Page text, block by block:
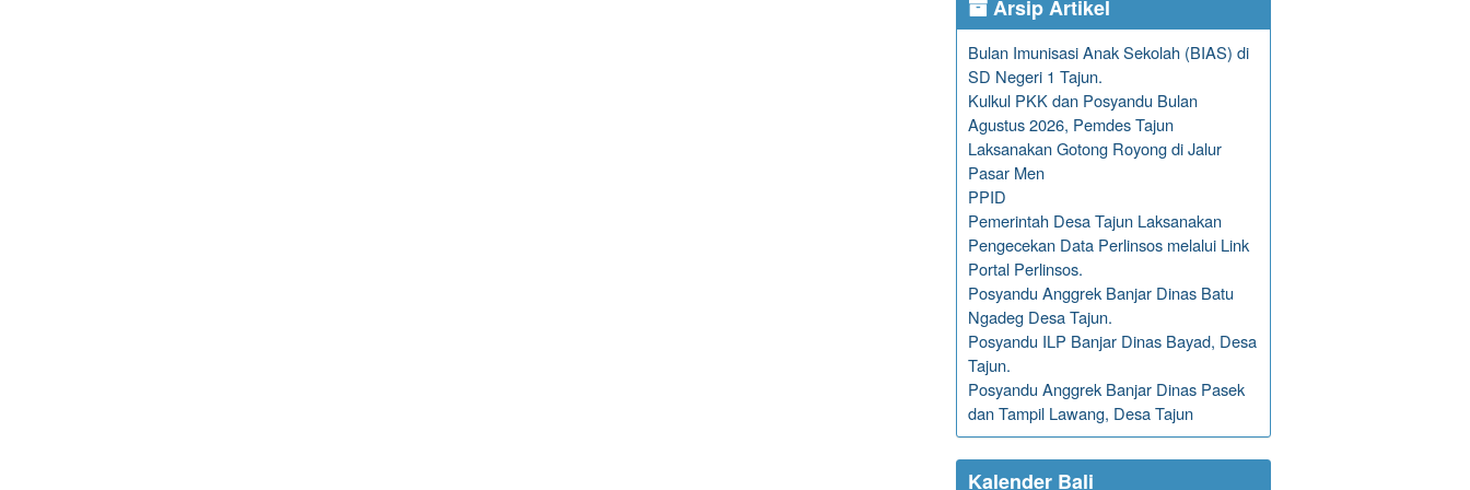
Arsip Artikel
Bulan Imunisasi Anak Sekolah (BIAS) di
SD Negeri 1 Tajun.
Kulkul PKK dan Posyandu Bulan
Agustus 2026, Pemdes Tajun
Laksanakan Gotong Royong di Jalur
Pasar Men
PPID
Pemerintah Desa Tajun Laksanakan
Pengecekan Data Perlinsos melalui Link
Portal Perlinsos.
Posyandu Anggrek Banjar Dinas Batu
Ngadeg Desa Tajun.
Posyandu ILP Banjar Dinas Bayad, Desa
Tajun.
Posyandu Anggrek Banjar Dinas Pasek
dan Tampil Lawang, Desa Tajun
Kalender Bali